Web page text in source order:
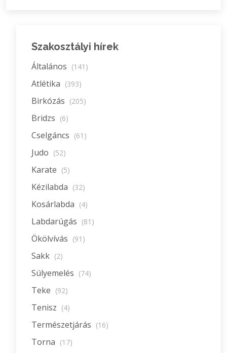
Szakosztályi hírek
Általános (141)
Atlétika (393)
Birkózás (205)
Bridzs (6)
Cselgáncs (61)
Judo (52)
Karate (5)
Kézilabda (32)
Kosárlabda (4)
Labdarúgás (81)
Ökölvívás (91)
Sakk (2)
Súlyemelés (74)
Teke (92)
Tenisz (4)
Természetjárás (16)
Torna (17)